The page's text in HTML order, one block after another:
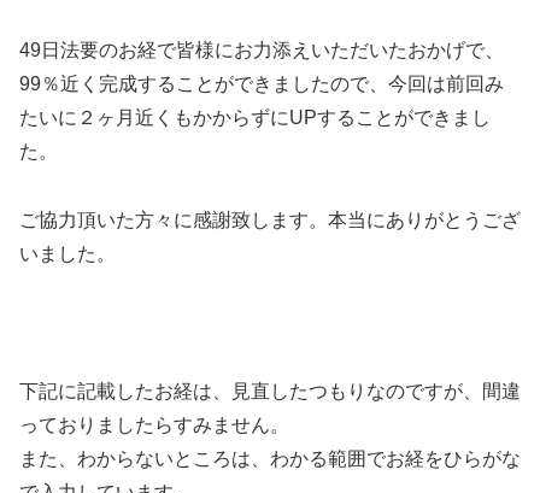
49日法要のお経で皆様にお力添えいただいたおかげで、
99％近く完成することができましたので、今回は前回み
たいに２ヶ月近くもかからずにUPすることができまし
た。
ご協力頂いた方々に感謝致します。本当にありがとうござ
いました。
下記に記載したお経は、見直したつもりなのですが、間違
っておりましたらすみません。
また、わからないところは、わかる範囲でお経をひらがな